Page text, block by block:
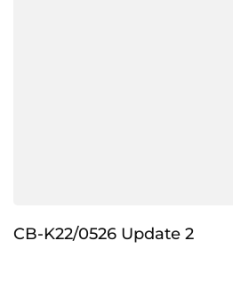
CB-K22/0526 Update 2